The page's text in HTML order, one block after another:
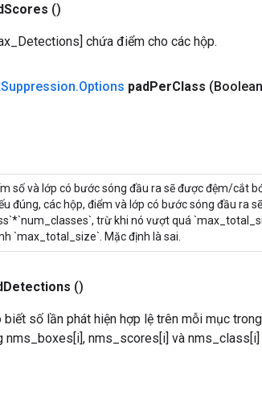
Scores ()
chứa điểm cho các hộp.
Suppression.Options padPerClass
số và lớp có bước sóng đầu ra sẽ được đệm/cắt
đúng, các hộp, điểm và lớp có bước sóng đầu ra
trừ khi nó vượt quá
`max_total_size`. Mặc định là sai.
Detections ()
số lần phát hiện hợp lệ trên mỗi mục
nms_boxes[i], nms_scores[i] và nms_class[i]